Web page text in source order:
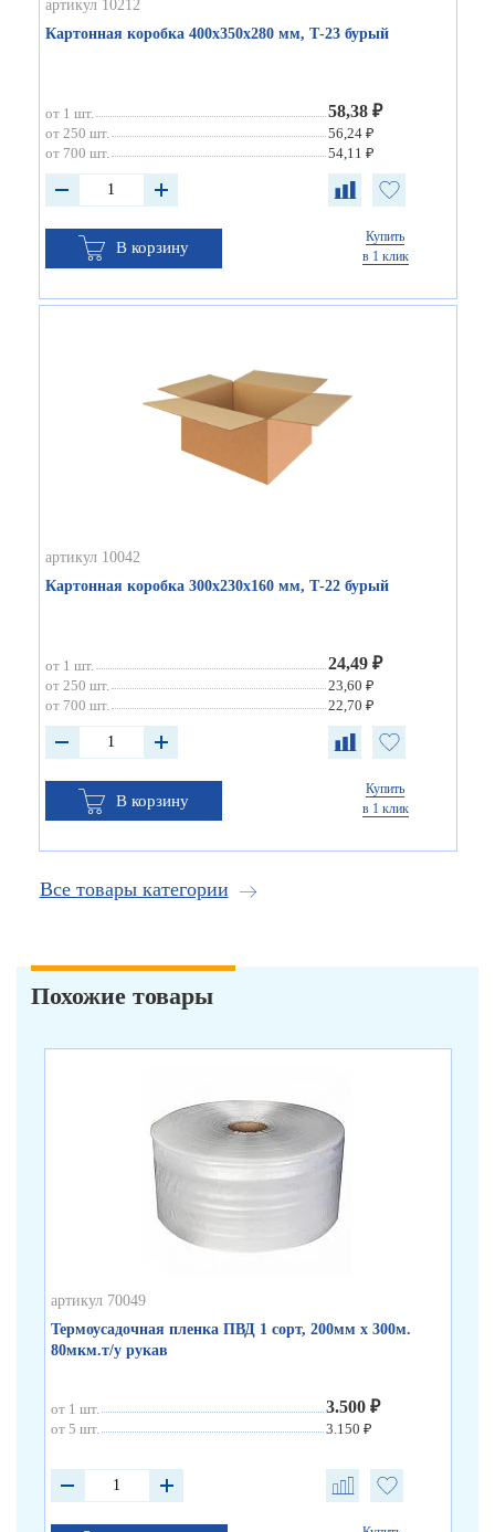
артикул 10212
Картонная коробка 400х350х280 мм, Т-23 бурый
от 1 шт. 58,38 ₽
от 250 шт.
56,24 ₽
от 700 шт.
54,11 ₽
В корзину
Купить
в 1 клик
артикул 10042
Картонная коробка 300х230х160 мм, Т-22 бурый
от 1 шт. 24,49 ₽
от 250 шт.
23,60 ₽
от 700 шт.
22,70 ₽
В корзину
Купить
в 1 клик
Все товары категории
Похожие товары
артикул 70049
Термоусадочная пленка ПВД 1 сорт, 200мм х 300м.
80мкм.т/у рукав
от 1 шт. 3.500 ₽
от 5 шт. 3.150 ₽